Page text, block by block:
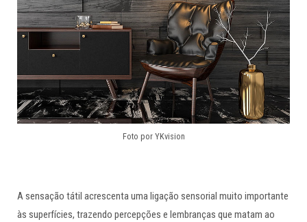
Foto por YKvision
A sensação tátil acrescenta uma ligação sensorial muito importante
às superfícies, trazendo percepções e lembranças que matam ao